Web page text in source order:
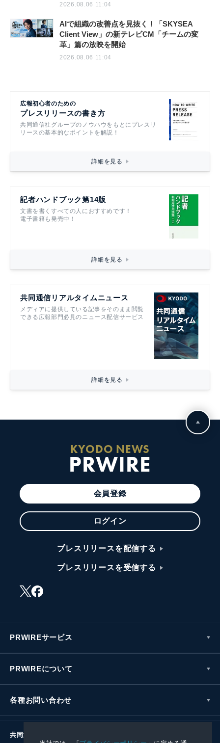
2026.08.06 11:04
AIで組織の改善点を見抜く！「SKYSEA
Client View」の新テレビCM「チームの変
革」篇の放映を開始
2026.08.06 11:04
広報初心者のための
プレスリリースの書き方
共同通信社グループのノウハウをもとにプレスリ
リースの基本的なポイントを解説！
詳細を見る
記者ハンドブック第14版
文書を書くすべての人におすすめです！
電子書籍も発売中！
詳細を見る
共同通信リアルタイムニュース
メディアに提供している記事をそのまま閲覧
できる広報部門必見のニュース配信サービス
詳細を見る
KYODO NEWS
PRWIRE
会員登録
ログイン
プレスリリースを配信する
プレスリリースを受信する
PRWIREサービス
PRWIREについて
各種お問い合わせ
共同通信社グループ